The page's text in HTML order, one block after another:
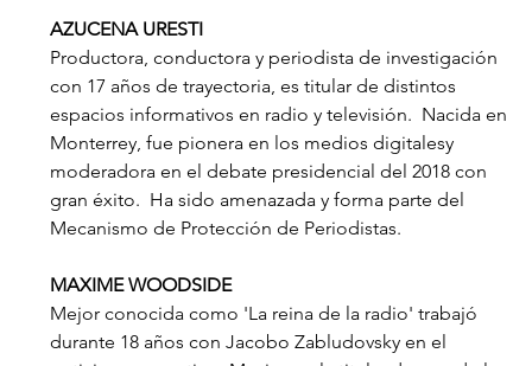
AZUCENA URESTI
Productora, conductora y periodista de investigación
con 17 años de trayectoria, es titular de distintos
espacios informativos en radio y televisión.  Nacida en
Monterrey, fue pionera en los medios digitalesy
moderadora en el debate presidencial del 2018 con
gran éxito.  Ha sido amenazada y forma parte del
Mecanismo de Protección de Periodistas.
MAXIME WOODSIDE
Mejor conocida como 'La reina de la radio' trabajó
durante 18 años con Jacobo Zabludovsky en el